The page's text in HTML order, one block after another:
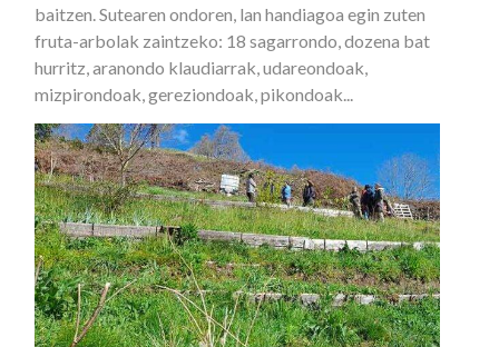
baitzen. Sutearen ondoren, lan handiagoa egin zuten
fruta-arbolak zaintzeko: 18 sagarrondo, dozena bat
hurritz, aranondo klaudiarrak, udareondoak,
mizpirondoak, gereziondoak, pikondoak...